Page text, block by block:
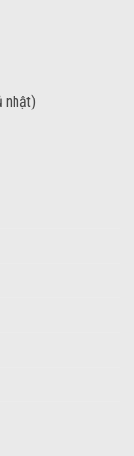
nhật)